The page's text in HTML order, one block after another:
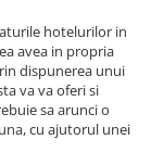
hotelurilor in
avea in propria
dispunerea unui
va va oferi si
sa arunci o
cu ajutorul unei